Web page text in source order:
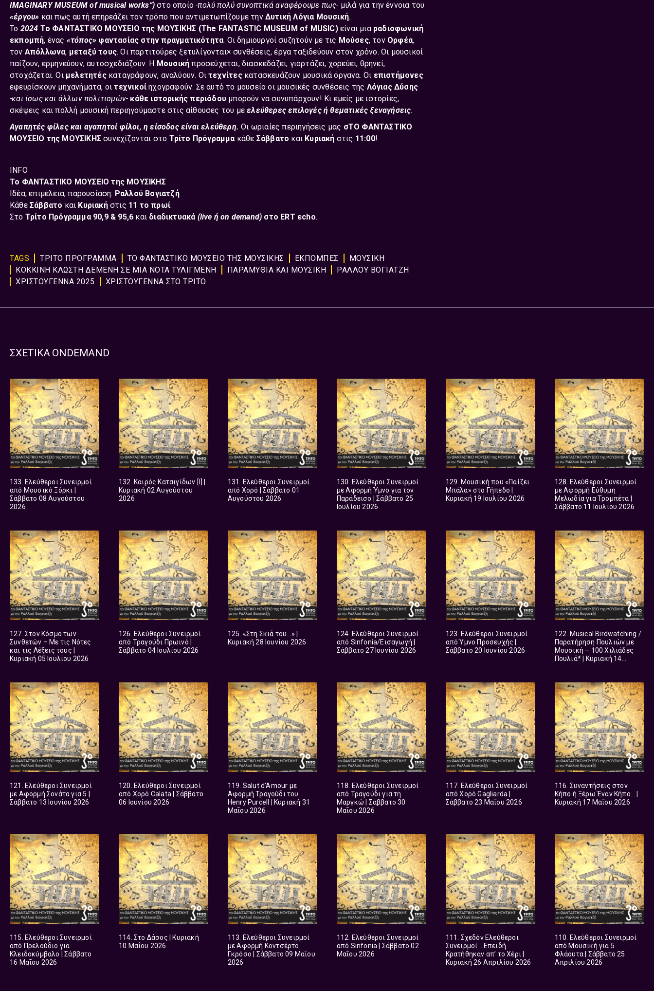
IMAGINARY MUSEUM of musical works”) στο οποίο-πολύ πολύ συνοπτικά αναφέρουμε πως- μιλά για την έννοια του
«έργου» και πως αυτή επηρεάζει τον τρόπο που αντιμετωπίζουμε τηνΔυτική Λόγια Μουσική.
Το 2024 Το ΦΑΝΤΑΣΤΙΚΟ ΜΟΥΣΕΙΟ της ΜΟΥΣΙΚΗΣ (Τhe FANTASTIC MUSEUM of MUSIC) είναι μια ραδιοφωνική
εκπομπή, ένας «τόπος» φαντασίας στην πραγματικότητα. Οι δημιουργοί συζητούν με τις Μούσες, τον Ορφέα,
τον Απόλλωνα, μεταξύ τους. Οι παρτιτούρες ξετυλίγονται× συνθέσεις, έργα ταξιδεύουν στον χρόνο. Οι μουσικοί
παίζουν, ερμηνεύουν, αυτοσχεδιάζουν. Η Μουσικήπροσεύχεται, διασκεδάζει, γιορτάζει, χορεύει, θρηνεί,
στοχάζεται. Οι μελετητές καταγράφουν, αναλύουν. Οιτεχνίτες κατασκευάζουν μουσικά όργανα. Οι επιστήμονες
εφευρίσκουν μηχανήματα, οιτεχνικοίηχογραφούν. Σε αυτό το μουσείο οι μουσικές συνθέσεις της Λόγιας Δύσης
-και ίσως και άλλων πολιτισμών- κάθε ιστορικής περιόδου μπορούν να συνυπάρχουν! Κι εμείς με ιστορίες,
σκέψεις και πολλή μουσική περιηγούμαστε στις αίθουσες του μεελεύθερες επιλογές ή θεματικές ξεναγήσεις.
Αγαπητές φίλες και αγαπητοί φίλοι, η είσοδος είναι ελεύθερη.Οι ωριαίες περιηγήσεις μας σΤΟ ΦΑΝΤΑΣΤΙΚΟ
ΜΟΥΣΕΙΟ της ΜΟΥΣΙΚΗΣσυνεχίζονται στο Τρίτο Πρόγραμμα κάθε Σάββατο και Κυριακή στις 11:00!
INFO
Το ΦΑΝΤΑΣΤΙΚΟ ΜΟΥΣΕΙΟ της ΜΟΥΣΙΚΗΣ
Ιδέα, επιμέλεια, παρουσίαση: Ραλλού Βογιατζή
Κάθε Σάββατο και Κυριακήστις 11 το πρωί.
Στο Τρίτο Πρόγραμμα 90,9 & 95,6 και διαδικτυακά (live ή on demand) στο ERT εcho.
TAGS ΤΡΙΤΟ ΠΡΟΓΡΑΜΜΑ ΤΟ ΦΑΝΤΑΣΤΙΚΟ ΜΟΥΣΕΙΟ ΤΗΣ ΜΟΥΣΙΚΗΣ ΕΚΠΟΜΠΈΣ
ΜΟΥΣΙΚΉ
ΚΟΚΚΙΝΗ ΚΛΩΣΤΗ ΔΕΜΕΝΗ ΣΕ ΜΙΑ ΝΟΤΑ ΤΥΛΙΓΜΕΝΗ
ΠΑΡΑΜΥΘΙΑ ΚΑΙ ΜΟΥΣΙΚΗ
ΡΑΛΛΟΥ ΒΟΓΙΑΤΖΗ
ΧΡΙΣΤΟΥΓΕΝΝΑ 2025
ΧΡΙΣΤΟΥΓΕΝΝΑ ΣΤΟ ΤΡΙΤΟ
ΣΧΕΤΙΚΑ ONDEMAND
133. Ελεύθεροι Συνειρμοί
από Μουσικό Ξόρκι |
Σάββατο 08 Αυγούστου
2026
132. Καιρός Καταιγίδων [Ι] |
Κυριακή 02 Αυγούστου
2026
131. Ελεύθεροι Συνειρμοί
από Χορό | Σάββατο 01
Αυγούστου 2026
130. Ελεύθεροι Συνειρμοί
με Αφορμή Ύμνο για τον
Παράδεισο | Σάββατο 25
Ιουλίου 2026
129. Μουσική που «Παίζει
Μπάλα» στο Γήπεδο |
Κυριακή 19 Ιουλίου 2026
128. Ελεύθεροι Συνειρμοί
με Αφορμή Εύθυμη
Μελωδία για Τρομπέτα |
Σάββατο 11 Ιουλίου 2026
127. Στον Κόσμο των
Συνθετών – Με τις Νότες
και τις Λέξεις τους |
Κυριακή 05 Ιουλίου 2026
126. Ελεύθεροι Συνειρμοί
από Τραγούδι Πρωινό |
Σάββατο 04 Ιουλίου 2026
125. «Στη Σκιά του…» |
Κυριακή 28 Ιουνίου 2026
124. Ελεύθεροι Συνειρμοί
από Sinfonia/Εισαγωγή |
Σάββατο 27 Ιουνίου 2026
123. Ελεύθεροι Συνειρμοί
από Ύμνο Προσευχής |
Σάββατο 20 Ιουνίου 2026
122. Musical Birdwatching /
Παρατήρηση Πουλιών με
Μουσική – 100 Χιλιάδες
Πουλιά* | Κυριακή 14
121. Ελεύθεροι Συνειρμοί
με Αφορμή Σονάτα για 5 |
Σάββατο 13 Ιουνίου 2026
120. Ελεύθεροι Συνειρμοί
από Χορό Calata | Σάββατο
06 Ιουνίου 2026
119. Salut d’Amour με
Αφορμή Τραγούδι του
Henry Purcell | Κυριακή 31
Μαΐου 2026
118. Ελεύθεροι Συνειρμοί
από Τραγούδι για τη
Μαργκώ | Σάββατο 30
Μαΐου 2026
117. Ελεύθεροι Συνειρμοί
από Χορό Gagliarda |
Σάββατο 23 Μαΐου 2026
116. Συναντήσεις στον
Κήπο ή Ξέρω Έναν Κήπο… |
Κυριακή 17 Μαΐου 2026
115. Ελεύθεροι Συνειρμοί
από Πρελούδιο για
Κλειδοκύμβαλο | Σάββατο
16 Μαΐου 2026
114. Στο Δάσος | Κυριακή
10 Μαΐου 2026
113. Ελεύθεροι Συνειρμοί
με Αφορμή Κοντσέρτο
Γκρόσο | Σάββατο 09 Μαΐου
2026
112. Ελεύθεροι Συνειρμοί
από Sinfonia | Σάββατο 02
Μαΐου 2026
111. Σχεδόν Ελεύθεροι
Συνειρμοί …Επειδή
Κρατήθηκαν απ’ το Χέρι |
Κυριακή 26 Απριλίου 2026
110. Ελεύθεροι Συνειρμοί
από Μουσική για 5
Φλάουτα | Σάββατο 25
Απριλίου 2026